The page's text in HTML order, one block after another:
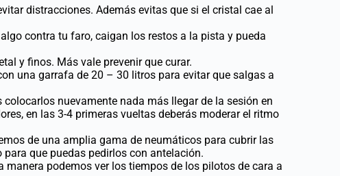
distracciones. Además evitas que si el cristal cae al
contra tu faro, caigan los restos a la pista y pueda
y finos. Más vale prevenir que curar.
una garrafa de 20 – 30 litros para evitar que salgas a
nuevamente nada más llegar de la sesión en
en las 3-4 primeras vueltas deberás moderar el ritmo
de una amplia gama de neumáticos para cubrir las
que puedas pedirlos con antelación.
manera podemos ver los tiempos de los pilotos de cara a